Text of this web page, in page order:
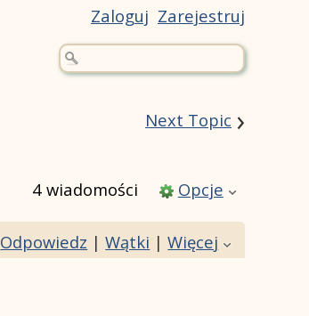
Zaloguj Zarejestruj
Next Topic ›
4 wiadomości Opcje
Odpowiedz |Wątki |Więcej